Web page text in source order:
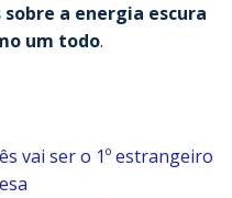
a energia escura
um todo.